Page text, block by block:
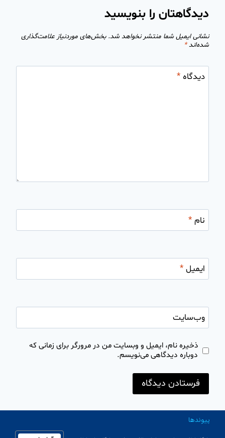
دیدگاهتان را بنویسید
نشانی ایمیل شما منتشر نخواهد شد. بخش‌های موردنیاز علامت‌گذاری
شده‌اند*
دیدگاه*
نام*
ایمیل*
وب‌سایت
ذخیره نام، ایمیل و وبسایت من در مرورگر برای زمانی که
دوباره دیدگاهی می‌نویسم.
پیوندها